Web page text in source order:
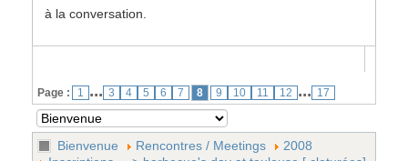
à la conversation.
Page : 1 ... 3 4 5 6 7 8 9 10 11 12 ... 17
Bienvenue Rencontres / Meetings
2008